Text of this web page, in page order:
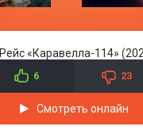
1-4 Серия
6 23
Смотреть онлайн